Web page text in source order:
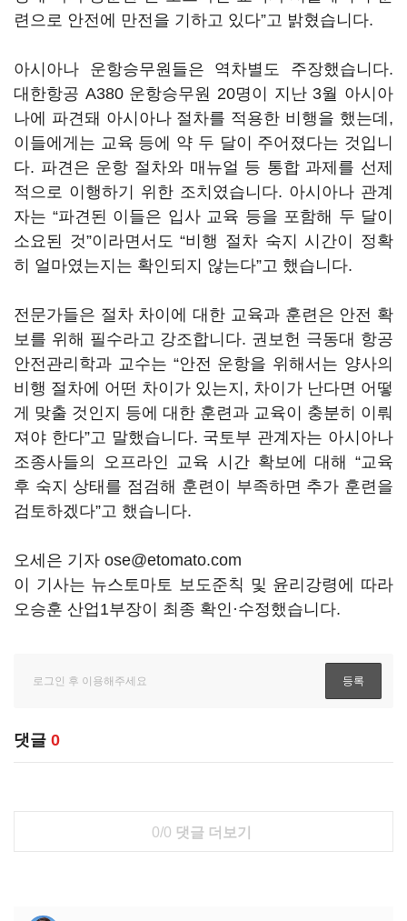
련으로 안전에 만전을 기하고 있다”고 밝혔습니다.
아시아나 운항승무원들은 역차별도 주장했습니다.
대한항공 A380 운항승무원 20명이 지난 3월 아시아
나에 파견돼 아시아나 절차를 적용한 비행을 했는데,
이들에게는 교육 등에 약 두 달이 주어졌다는 것입니
다. 파견은 운항 절차와 매뉴얼 등 통합 과제를 선제
적으로 이행하기 위한 조치였습니다. 아시아나 관계
자는 “파견된 이들은 입사 교육 등을 포함해 두 달이
소요된 것”이라면서도 “비행 절차 숙지 시간이 정확
히 얼마였는지는 확인되지 않는다”고 했습니다.
전문가들은 절차 차이에 대한 교육과 훈련은 안전 확
보를 위해 필수라고 강조합니다. 권보헌 극동대 항공
안전관리학과 교수는 “안전 운항을 위해서는 양사의
비행 절차에 어떤 차이가 있는지, 차이가 난다면 어떻
게 맞출 것인지 등에 대한 훈련과 교육이 충분히 이뤄
져야 한다”고 말했습니다. 국토부 관계자는 아시아나
조종사들의 오프라인 교육 시간 확보에 대해 “교육
후 숙지 상태를 점검해 훈련이 부족하면 추가 훈련을
검토하겠다”고 했습니다.
오세은 기자 ose@etomato.com
이 기사는 뉴스토마토 보도준칙 및 윤리강령에 따라
오승훈 산업1부장이 최종 확인·수정했습니다.
댓글 0
0/0 댓글 더보기